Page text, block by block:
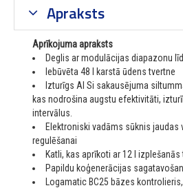
Apraksts
Aprīkojuma apraksts
Deglis ar modulācijas diapazonu
Iebūvēta 48 l karstā ūdens tvertne
Izturīgs Al Si sakausējuma
kas nodrošina augstu efektivitāti,
intervālus.
Elektroniski vadāms sūknis jaudas
regulēšanai
Katli, kas aprīkoti ar 12 l izplešanās
Papildu koģenerācijas
Logamatic BC25 bāzes